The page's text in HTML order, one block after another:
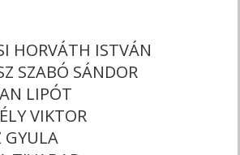
HORVÁTH ISTVÁN
SZABÓ SÁNDOR
LIPÓT
VIKTOR
GYULA